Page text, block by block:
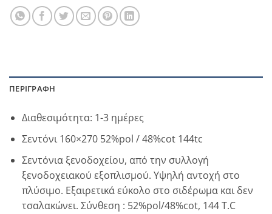
ΠΕΡΙΓΡΑΦΉ
Διαθεσιμότητα: 1-3 ημέρες
Σεντόνι 160×270 52%pol / 48%cot 144tc
Σεντόνια ξενοδοχείου, από την συλλογή
ξενοδοχειακού εξοπλισμού. Υψηλή αντοχή στο
πλύσιμο. Εξαιρετικά εύκολο στο σιδέρωμα και δεν
τσαλακώνει. Σύνθεση : 52%pol/48%cot, 144 T.C